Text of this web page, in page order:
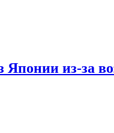
Японии из-за